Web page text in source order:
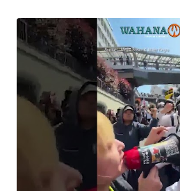
TINGGI
WN
PAKPAK
WN
KARAWANG